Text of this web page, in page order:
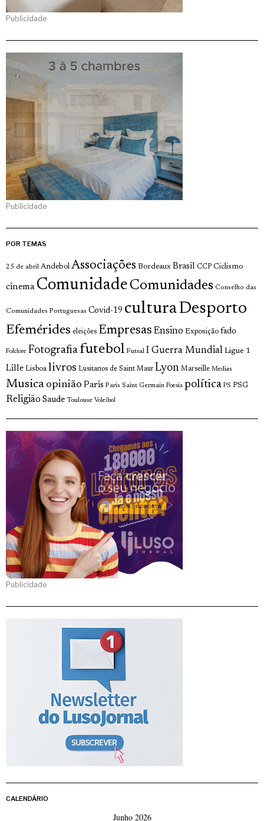
Publicidade
Publicidade
POR TEMAS
25 de abril Andebol Associações Bordeaux Brasil CCP Ciclismo
cinema Comunidade Comunidades Conselho das
Comunidades Portuguesas Covid-19 culturaDesporto
Efemérides eleições Empresas Ensino Exposição fado
Folclore Fotografia futebol Futsal I Guerra Mundial Ligue 1
Lille Lisboa livros Lusitanos de Saint Maur Lyon Marseille Medias
Musica opinião Paris Paris Saint Germain Poesia política PS PSG
Religião Saude Toulouse Voleibol
Publicidade
CALENDÁRIO
Junho 2026